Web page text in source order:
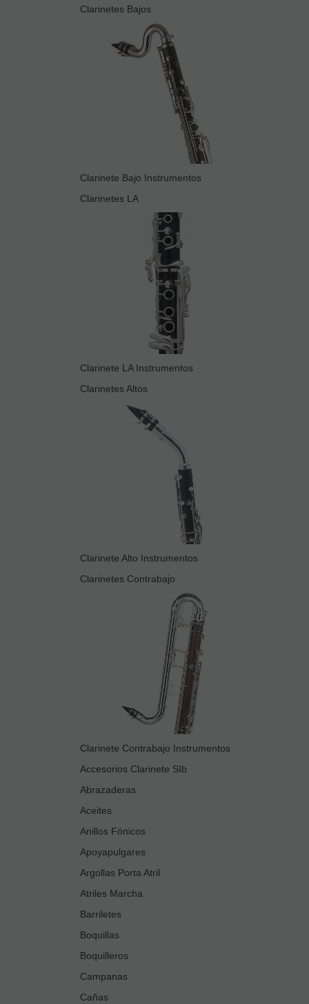
Clarinetes Bajos
Clarinete Bajo Instrumentos
Clarinetes LA
Clarinete LA Instrumentos
Clarinetes Altos
Clarinete Alto Instrumentos
Clarinetes Contrabajo
Clarinete Contrabajo Instrumentos
Accesorios Clarinete SIb
Abrazaderas
Aceites
Anillos Fónicos
Apoyapulgares
Argollas Porta Atril
Atriles Marcha
Barriletes
Boquillas
Boquilleros
Campanas
Cañas